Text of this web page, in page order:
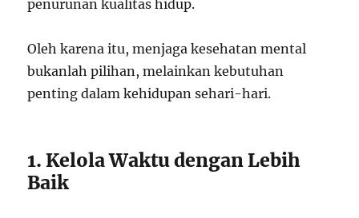
penurunan kualitas hidup.
Oleh karena itu, menjaga kesehatan mental
bukanlah pilihan, melainkan kebutuhan
penting dalam kehidupan sehari-hari.
1. Kelola Waktu dengan Lebih
Baik